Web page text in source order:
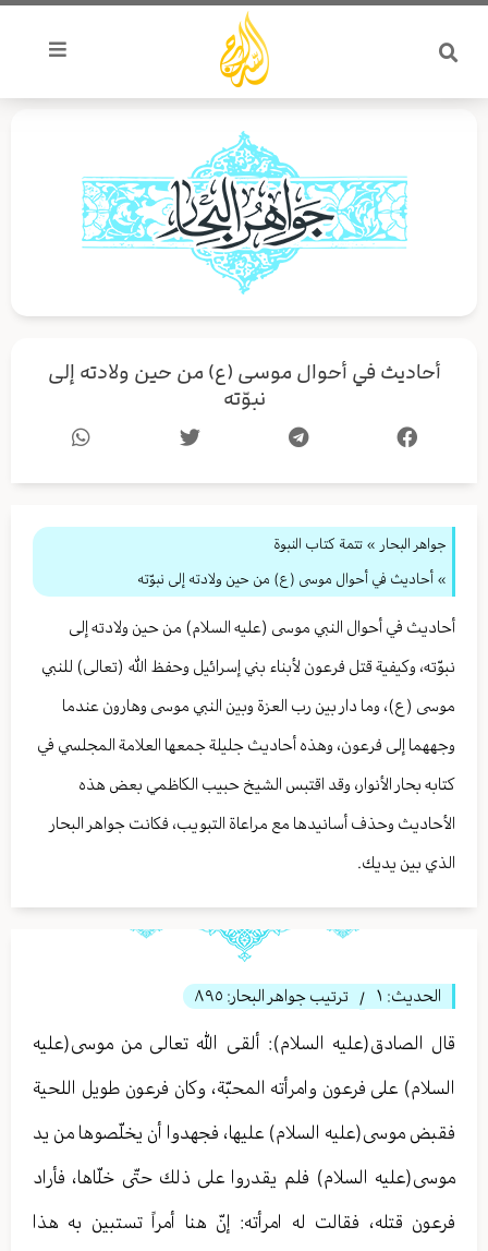
تخطي
المحتوى
أحاديث في أحوال موسى (ع) من حين ولادته إلى
نبوّته
جواهر البحار » تتمة كتاب النبوة
» أحاديث في أحوال موسى (ع) من حين ولادته إلى نبوّته
أحاديث في أحوال النبي موسى (عليه السلام) من حين ولادته إلى
نبوّته، وكيفية قتل فرعون لأبناء بني إسرائيل وحفظ الله (تعالى) للنبي
موسى (ع)، وما دار بين رب العزة وبين النبي موسى وهارون عندما
وجههما إلى فرعون، وهذه أحاديث جليلة جمعها العلامة المجلسي في
كتابه بحار الأنوار، وقد اقتبس الشيخ حبيب الكاظمي بعض هذه
الأحاديث وحذف أسانيدها مع مراعاة التبويب، فكانت جواهر البحار
الذي بين يديك.
الحديث: ١ / ترتيب جواهر البحار: ٨٩٥
قال الصادق(عليه السلام): ألقى الله تعالی من موسى(عليه
السلام) على فرعون وامرأته المحبّة، وكان فرعون طويل اللحية
فقبض موسى(عليه السلام) عليها، فجهدوا أن يخلّصوها من يد
موسى(عليه السلام) فلم يقدروا على ذلك حتّى خلّاها، فأراد
فرعون قتله، فقالت له امرأته: إنّ هنا أمراً تستبين به هذا